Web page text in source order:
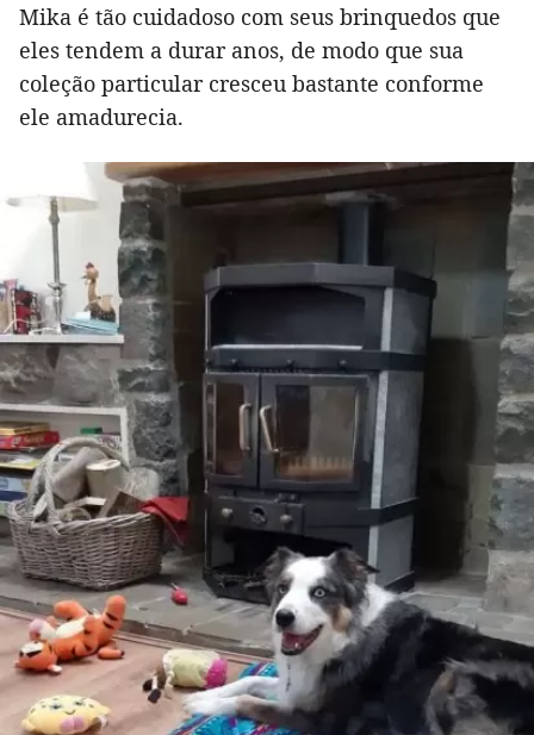
Mika é tão cuidadoso com seus brinquedos que
eles tendem a durar anos, de modo que sua
coleção particular cresceu bastante conforme
ele amadurecia.